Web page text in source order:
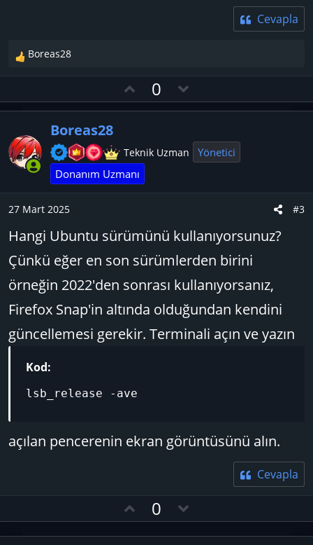
Cevapla
T
e
k
e
r
Boreas28
O
y
0
o
n
v
t
Boreas28
Teknik Uzman
Yönetici
Donanım Uzmanı
27 Mart 2025 #3
Hangi Ubuntu sürümünü kullanıyorsunuz?
Çünkü eğer en son sürümlerden birini
örneğin 2022'den sonrası kullanıyorsanız,
Firefox Snap'in altında olduğundan kendini
güncellemesi gerekir. Terminali açın ve yazın
Kod:
lsb_release -ave
açılan pencerenin ekran görüntüsünü alın.
Cevapla
O
y
0
o